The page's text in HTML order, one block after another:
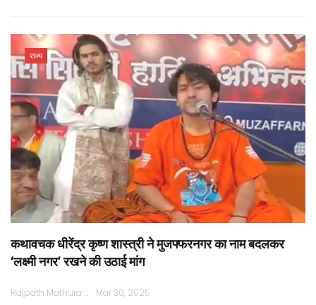
राज्य
कथावचक धीरेंद्र कृष्ण शास्त्री ने मुजफ्फरनगर का नाम बदलकर
‘लक्ष्मी नगर’ रखने की उठाई मांग
Rajpath Mathura Mar 30, 2025